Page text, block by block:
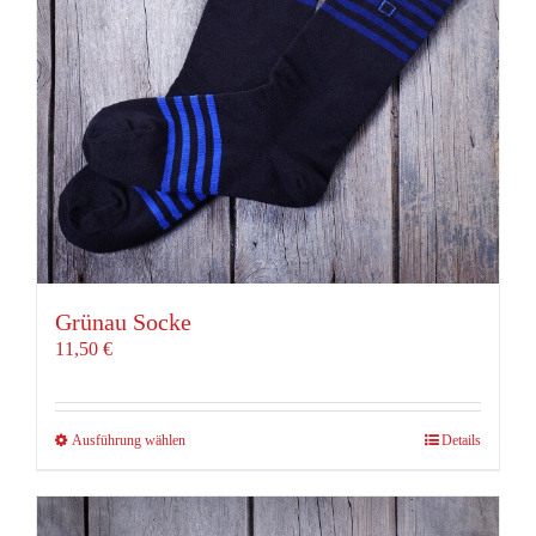
der
Produktseite
werden
Grünau Socke
11,50 €
Ausführung wählenDieses
weist
mehrere
Details